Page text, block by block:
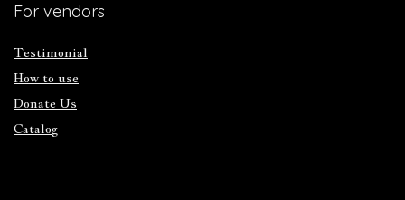
For vendors
Testimonial
How to use
Donate Us
Catalog